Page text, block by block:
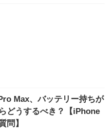
Max、バッテリー持ちが
どうするべき？【iPhone
問】